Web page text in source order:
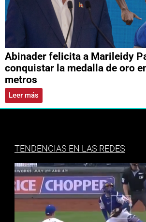
Abinader felicita a Marileidy
conquistar la medalla de oro
metros
Leer más
TENDENCIAS EN LAS REDES